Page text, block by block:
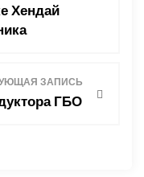
Хендай
ЗАПИСЬ
ГБО